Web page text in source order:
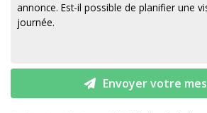
Envoyer votre